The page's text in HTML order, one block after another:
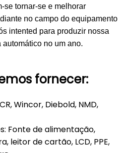
se tornar-se e melhorar
no campo do equipamento
intented para produzir nossa
no um ano.
fornecer:
Wincor, Diebold, NMD,
Fonte de alimentação,
leitor de cartão, LCD, PPE,